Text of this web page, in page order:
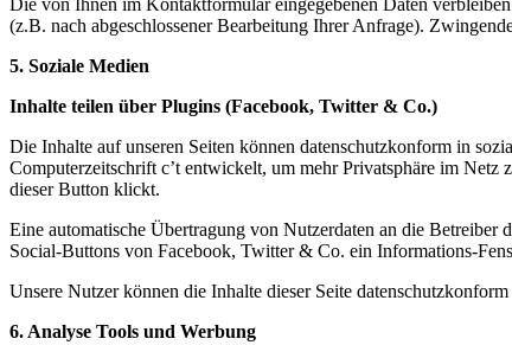
(z.B. nach abgeschlossener Bearbeitung Ihrer Anfrage).
5. Soziale Medien
Inhalte teilen über Plugins (Facebook, Twitter & Co.)
Die Inhalte auf unseren Seiten können datenschutzkonform in
Computerzeitschrift c’t entwickelt, um mehr Privatsphäre im
dieser Button klickt.
Eine automatische Übertragung von Nutzerdaten an die
Social-Buttons von Facebook, Twitter & Co. ein Informations-
Unsere Nutzer können die Inhalte dieser Seite
6. Analyse Tools und Werbung